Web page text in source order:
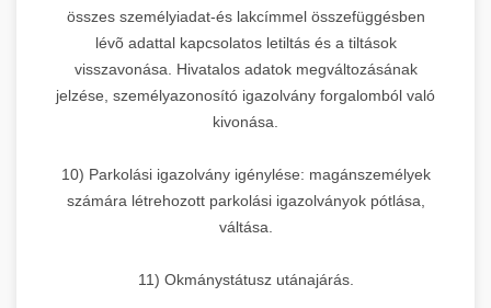
összes személyiadat-és lakcímmel összefüggésben
lévõ adattal kapcsolatos letiltás és a tiltások
visszavonása. Hivatalos adatok megváltozásának
jelzése, személyazonosító igazolvány forgalomból való
kivonása.
10) Parkolási igazolvány igénylése: magánszemélyek
számára létrehozott parkolási igazolványok pótlása,
váltása.
11) Okmánystátusz utánajárás.